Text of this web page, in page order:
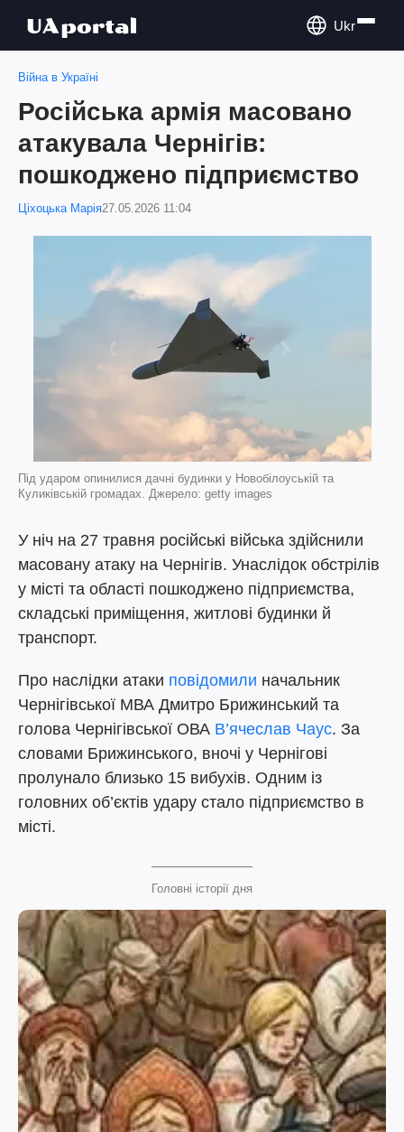
Ukr
Війна в Україні
Російська армія масовано
атакувала Чернігів:
пошкоджено підприємство
Ціхоцька Марія27.05.2026 11:04
Під ударом опинилися дачні будинки у Новобілоуській та
Куликівській громадах. Джерело: getty images
У ніч на 27 травня російські війська здійснили
масовану атаку на Чернігів. Унаслідок обстрілів
у місті та області пошкоджено підприємства,
складські приміщення, житлові будинки й
транспорт.
Про наслідки атаки повідомили начальник
Чернігівської МВА Дмитро Брижинський та
голова Чернігівської ОВА В’ячеслав Чаус. За
словами Брижинського, вночі у Чернігові
пролунало близько 15 вибухів. Одним із
головних об’єктів удару стало підприємство в
місті.
Головні історії дня